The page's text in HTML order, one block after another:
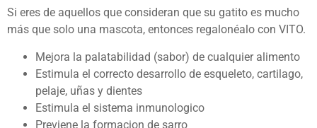
Si eres de aquellos que consideran que su gatito es mucho
más que solo una mascota, entonces regalonéalo con VITO.
Mejora la palatabilidad (sabor) de cualquier alimento
Estimula el correcto desarrollo de esqueleto, cartilago,
pelaje, uñas y dientes
Estimula el sistema inmunologico
Previene la formacion de sarro